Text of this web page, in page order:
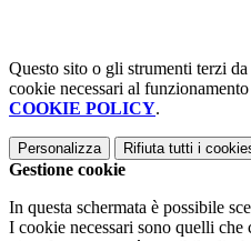
Questo sito o gli strumenti terzi
cookie necessari al
COOKIE POLICY.
Personalizza Rifiuta tutti i
Gestione cookie
In questa schermata è possibile
I cookie necessari sono quelli